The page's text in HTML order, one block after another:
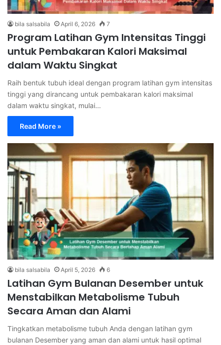
bila salsabila April 6, 2026 7
Program Latihan Gym Intensitas Tinggi
untuk Pembakaran Kalori Maksimal
dalam Waktu Singkat
Raih bentuk tubuh ideal dengan program latihan gym intensitas
tinggi yang dirancang untuk pembakaran kalori maksimal
dalam waktu singkat, mulai…
Read More »
bila salsabila April 5, 2026 6
Latihan Gym Bulanan Desember untuk
Menstabilkan Metabolisme Tubuh
Secara Aman dan Alami
Tingkatkan metabolisme tubuh Anda dengan latihan gym
bulanan Desember yang aman dan alami untuk hasil optimal